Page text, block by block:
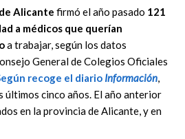
Alicante firmó el año pasado 121
a médicos que querían
a trabajar, según los datos
General de Colegios Oficiales
recoge el diario Información
últimos cinco años. El año anterior
en la provincia de Alicante, y en